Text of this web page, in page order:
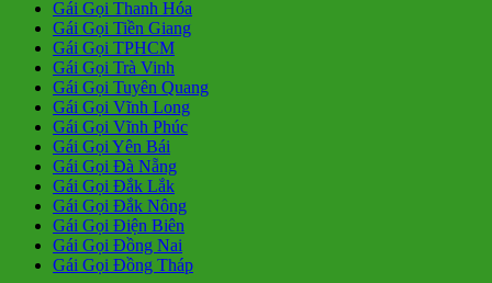
Gái Gọi Thanh Hóa
Gái Gọi Tiền Giang
Gái Gọi TPHCM
Gái Gọi Trà Vinh
Gái Gọi Tuyên Quang
Gái Gọi Vĩnh Long
Gái Gọi Vĩnh Phúc
Gái Gọi Yên Bái
Gái Gọi Đà Nẵng
Gái Gọi Đắk Lắk
Gái Gọi Đắk Nông
Gái Gọi Điện Biên
Gái Gọi Đồng Nai
Gái Gọi Đồng Tháp